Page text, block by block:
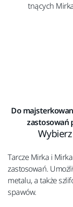
tnących
Do
zastosowań
Tarcze Mirka i
zastosowań.
metalu, a także
spawów.